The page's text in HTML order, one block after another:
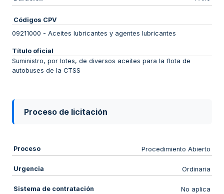
Códigos CPV
09211000 - Aceites lubricantes y agentes lubricantes
Título oficial
Suministro, por lotes, de diversos aceites para la flota de
autobuses de la CTSS
Proceso de licitación
Proceso Procedimiento Abierto
Urgencia Ordinaria
Sistema de contratación No aplica